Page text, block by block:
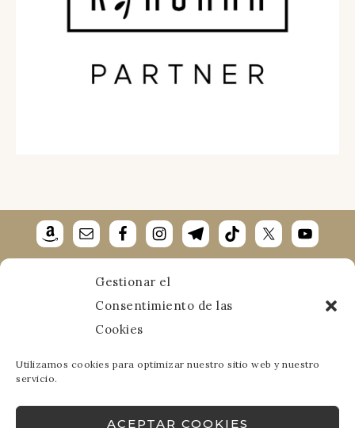
Gestionar el
Consentimiento de las
Cookies
Utilizamos cookies para optimizar nuestro sitio web y nuestro
servicio.
ACEPTAR COOKIES
Aviso Legal·Política de Cookies
Privacidad